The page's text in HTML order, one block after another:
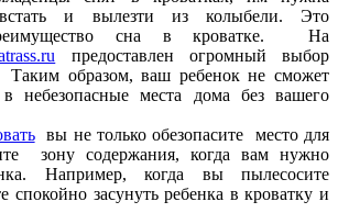
и вылезти из колыбели. Это
сна в кроватке. На
предоставлен огромный выбор
Таким образом, ваш ребенок не сможет
небезопасные места дома без вашего
вы не только обезопасите место для
зону содержания, когда вам нужно
Например, когда вы пылесосите
спокойно засунуть ребенка в кроватку и